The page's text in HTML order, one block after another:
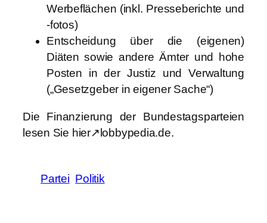
Werbeflächen (inkl. Presseberichte und
-fotos)
Entscheidung über die (eigenen)
Diäten sowie andere Ämter und hohe
Posten in der Justiz und Verwaltung
(„Gesetzgeber in eigener Sache“)
Die Finanzierung der Bundestagsparteien
lesen Sie hier↗lobbypedia.de.
Partei Politik